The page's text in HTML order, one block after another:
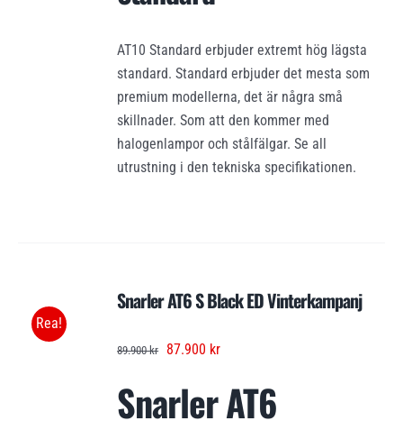
AT10 Standard erbjuder extremt hög lägsta
standard. Standard erbjuder det mesta som
premium modellerna, det är några små
skillnader. Som att den kommer med
halogenlampor och stålfälgar. Se all
utrustning i den tekniska specifikationen.
Rea!
Snarler AT6 S Black ED Vinterkampanj
89.900kr
Det
priset
var:
87.900 krDet
priset
är:
Snarler AT6